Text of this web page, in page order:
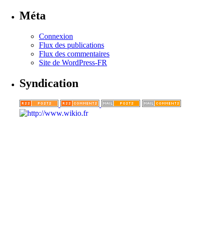
Méta
Connexion
Flux des publications
Flux des commentaires
Site de WordPress-FR
Syndication